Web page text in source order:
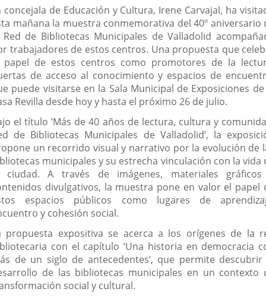
concejala de Educación y Cultura, Irene Carvajal, ha
mañana la muestra conmemorativa del 40º aniversario
de Bibliotecas Municipales de Valladolid
trabajadores de estos centros. Una propuesta que
papel de estos centros como promotores de la
de acceso al conocimiento y espacios de
puede visitarse en la Sala Municipal de Exposiciones
Revilla desde hoy y hasta el próximo 26 de julio.
el título ‘Más de 40 años de lectura, cultura y
de Bibliotecas Municipales de Valladolid’, la
un recorrido visual y narrativo por la evolución de
municipales y su estrecha vinculación con la vida
ciudad. A través de imágenes, materiales
divulgativos, la muestra pone en valor el papel
espacios públicos como lugares de
y cohesión social.
propuesta expositiva se acerca a los orígenes de la
con el capítulo ‘Una historia en democracia
de un siglo de antecedentes’, que permite descubrir
de las bibliotecas municipales en un contexto
social y cultural.